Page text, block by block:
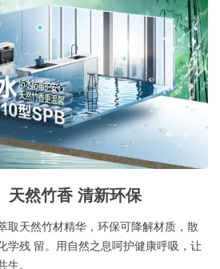
然竹香 清新环保
取天然竹材精华，环保可降解材质，散
学残 留。用自然之息呵护健康呼吸，让
。